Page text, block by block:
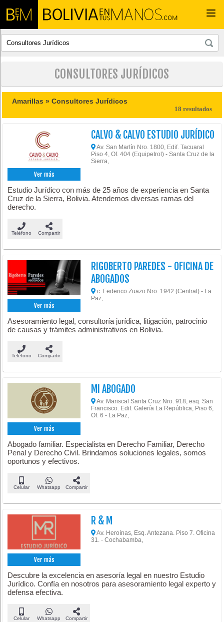
CONSULTORES JURÍDICOS
Amarillas »Consultores Jurídicos
18 resultados
Ver más
CALVO & CALVO ESTUDIO JURÍDICO
Av. San Martín Nro. 1800, Edif. Tacuaral
Piso 4, Of. 404 (Equipetrol) - Santa Cruz de la
Sierra,
Estudio Jurídico con más de 25 años de experiencia en Santa
Cruz de la Sierra, Bolivia. Atendemos diversas ramas del
derecho.
Teléfono Compartir
Ver más
RIGOBERTO PAREDES - OFICINA DE
ABOGADOS
c. Federico Zuazo Nro. 1942 (Central) - La
Paz,
Asesoramiento legal, consultoría jurídica, litigación, patrocinio
de causas y trámites administrativos en Bolivia.
Teléfono Compartir
Ver más
MI ABOGADO
Av. Mariscal Santa Cruz Nro. 918, esq. San
Francisco. Edif. Galería La República, Piso 6,
Of. 6 - La Paz,
Abogado familiar. Especialista en Derecho Familiar, Derecho
Penal y Derecho Civil. Brindamos soluciones legales, somos
oportunos y efectivos.
Celular Whatsapp Compartir
Ver más
R & M
Av. Heroínas, Esq. Antezana. Piso 7. Oficina
31. - Cochabamba,
Descubre la excelencia en asesoría legal en nuestro Estudio
Jurídico. Confía en nosotros para asesoramiento legal experto y
defensa efectiva.
Celular Whatsapp Compartir